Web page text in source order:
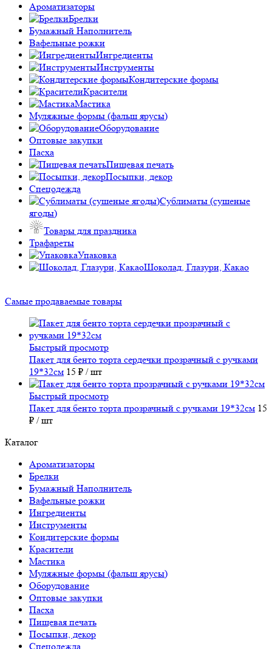
Ароматизаторы
Брелки
Бумажный Наполнитель
Вафельные рожки
Ингредиенты
Инструменты
Кондитерские формы
Красители
Мастика
Муляжные формы (фальш ярусы)
Оборудование
Оптовые закупки
Пасха
Пищевая печать
Посыпки, декор
Спецодежда
Сублиматы (сушеные
ягоды)
Товары для праздника
Трафареты
Упаковка
Шоколад, Глазури, Какао
Самые продаваемые товары
Быстрый просмотр
Пакет для бенто торта сердечки прозрачный с ручками
19*32см 15 ₽ / шт
Быстрый просмотр
Пакет для бенто торта прозрачный с ручками 19*32см 15
₽ / шт
Каталог
Ароматизаторы
Брелки
Бумажный Наполнитель
Вафельные рожки
Ингредиенты
Инструменты
Кондитерские формы
Красители
Мастика
Муляжные формы (фальш ярусы)
Оборудование
Оптовые закупки
Пасха
Пищевая печать
Посыпки, декор
Спецодежда